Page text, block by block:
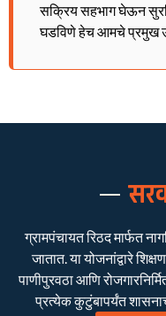
सक्रिय सहभाग घेऊन
घडविणे हेच आमचे प्रमुख
ग्रामपंचायत रिठद मार्फत
जातात. या योजनांद्वारे
पाणीपुरवठा आणि
प्रत्येक कुटुंबापर्यंत